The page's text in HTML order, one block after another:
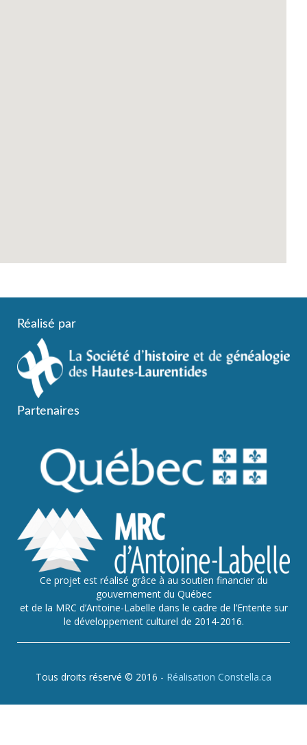
Réalisé par
Partenaires
Ce projet est réalisé grâce à au soutien financier du
gouvernement du Québec
et de la MRC d’Antoine-Labelle dans le cadre de l’Entente sur
le développement culturel de 2014-2016.
Tous droits réservé © 2016 - Réalisation Constella.ca